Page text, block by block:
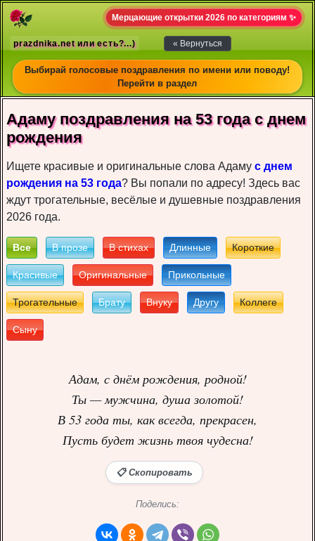
Мерцающие открытки 2026 по категориям ✨
prazdnika.net или есть?...) « Вернуться
Выбирай голосовые поздравления по имени или поводу!
Перейти в раздел
Адаму пoздрaвлeния на 53 года c днeм
рoждeния
Ищете красивые и оригинальные слова Адаму с днем
рождения на 53 года? Вы попали по адресу! Здесь вас
ждут трогательные, весёлые и душевные поздравления
2026 года.
Все В прозе В стихах Длинные Короткие
Красивые Оригинальные Прикольные
Трогательные Брату Внуку Другу Коллеге
Сыну
Адам, с днём рождения, родной!
Ты — мужчина, душа золотой!
В 53 года ты, как всегда, прекрасен,
Пусть будет жизнь твоя чудесна!
📋 Скопировать
Поделись: